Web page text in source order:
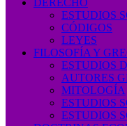
DERECHO
ESTUDIOS
CÓDIGOS
LEYES
FILOSOFÍA Y
ESTUDIOS
AUTORES
MITOLOGÍA
ESTUDIOS
ESTUDIOS